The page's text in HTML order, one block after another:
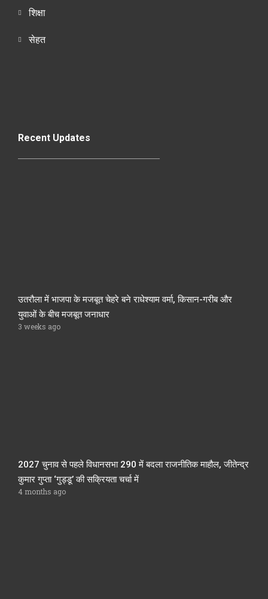
शिक्षा
सेहत
Recent Updates
उतरौला में भाजपा के मजबूत चेहरे बने राधेश्याम वर्मा, किसान-गरीब और
युवाओं के बीच मजबूत जनाधार
3 weeks ago
2027 चुनाव से पहले विधानसभा 290 में बदला राजनीतिक माहौल, जीतेन्द्र
कुमार गुप्ता ‘गुड्डू’ की सक्रियता चर्चा में
4 months ago